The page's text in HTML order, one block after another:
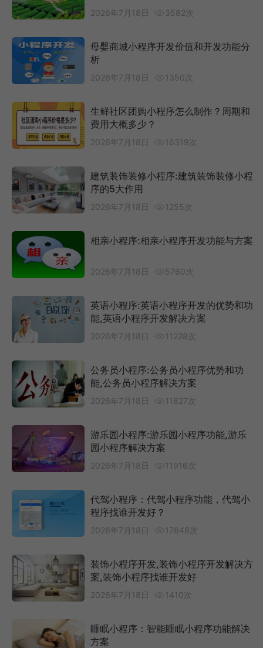
2026年7月18日 3582次
母婴商城小程序开发价值和开发功能分
析
2026年7月18日 1350次
生鲜社区团购小程序怎么制作？周期和
费用大概多少？
2026年7月18日 16319次
建筑装饰装修小程序:建筑装饰装修小程
序的5大作用
2026年7月18日 1255次
相亲小程序:相亲小程序开发功能与方案
2026年7月18日 5760次
英语小程序:英语小程序开发的优势和功
能,英语小程序开发解决方案
2026年7月18日 11228次
公务员小程序:公务员小程序优势和功
能,公务员小程序解决方案
2026年7月18日 11827次
游乐园小程序:游乐园小程序功能,游乐
园小程序解决方案
2026年7月18日 11916次
代驾小程序：代驾小程序功能，代驾小
程序找谁开发好？
2026年7月18日 17648次
装饰小程序开发,装饰小程序开发解决方
案,装饰小程序找谁开发好
2026年7月18日 1410次
睡眠小程序：智能睡眠小程序功能解决
方案